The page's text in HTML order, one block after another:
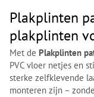
Plakplinten
plakplinten
Met de Plakplinten
PVC vloer netjes en
sterke zelfklevende
monteren zijn –